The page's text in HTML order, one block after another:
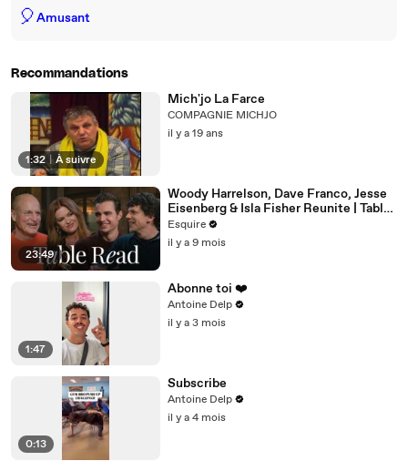
🎈Amusant
Recommandations
1:32 À suivre
Mich'jo La Farce
COMPAGNIE MICHJO
il y a 19 ans
23:49
Woody Harrelson, Dave Franco, Jesse
Eisenberg & Isla Fisher Reunite | Table
Read | Esquire
Esquire
il y a 9 mois
1:47
Abonne toi ❤️
Antoine Delp
il y a 3 mois
0:13
Subscribe
Antoine Delp
il y a 4 mois